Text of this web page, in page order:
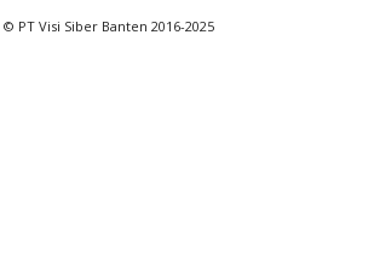
© PT Visi Siber Banten 2016-2025